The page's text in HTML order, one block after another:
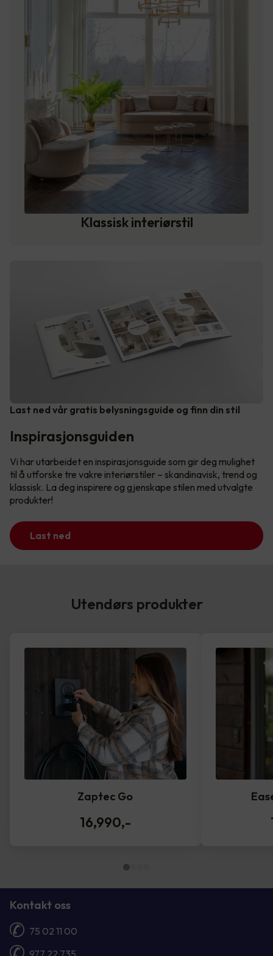
Klassisk interiørstil
Last ned vår gratis belysningsguide og finn din stil
Inspirasjonsguiden
Vi har utarbeidet en inspirasjonsguide som gir deg mulighet
til å utforske tre vakre interiørstiler – skandinavisk, trend og
klassisk. La deg inspirere og gjenskape stilen med utvalgte
produkter!
Last ned
Utendørs produkter
Zaptec Go
16,990,-
Kontakt oss
75 02 11 00
977 22 735